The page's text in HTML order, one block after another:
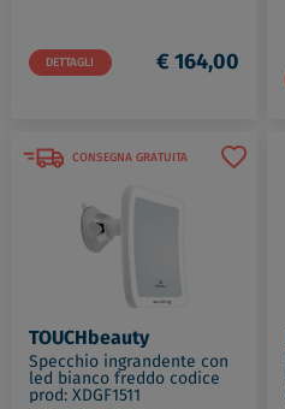
DETTAGLI € 164,00
CONSEGNA GRATUITA
TOUCHbeauty
Specchio ingrandente con
led bianco freddo codice
prod: XDGF1511